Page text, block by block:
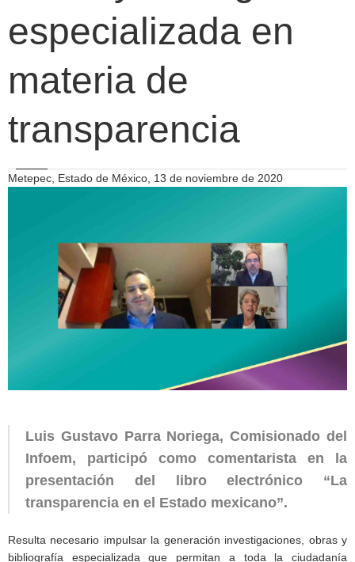
especializada en
materia de
transparencia
Metepec, Estado de México, 13 de noviembre de 2020
Luis Gustavo Parra Noriega, Comisionado del
Infoem, participó como comentarista en la
presentación del libro electrónico “La
transparencia en el Estado mexicano”.
Resulta necesario impulsar la generación investigaciones, obras y
bibliografía especializada que permitan a toda la ciudadanía